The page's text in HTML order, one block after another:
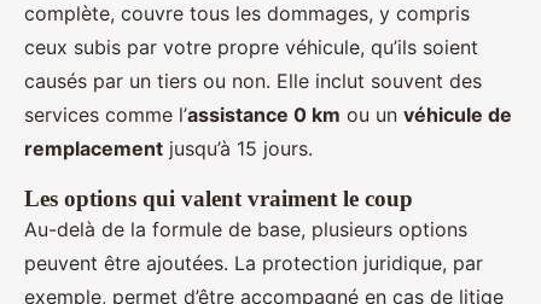
complète, couvre tous les dommages, y compris
ceux subis par votre propre véhicule, qu’ils soient
causés par un tiers ou non. Elle inclut souvent des
services comme l’assistance 0 km ou un véhicule de
remplacement jusqu’à 15 jours.
Les options qui valent vraiment le coup
Au-delà de la formule de base, plusieurs options
peuvent être ajoutées. La protection juridique, par
exemple, permet d’être accompagné en cas de litige